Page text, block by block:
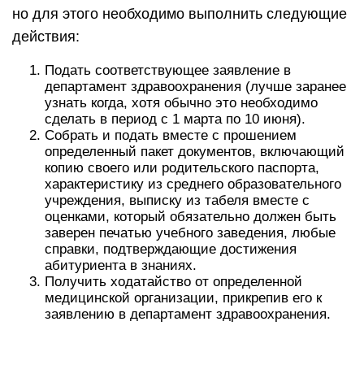
но для этого необходимо выполнить следующие
действия:
Подать соответствующее заявление в
департамент здравоохранения (лучше заранее
узнать когда, хотя обычно это необходимо
сделать в период с 1 марта по 10 июня).
Собрать и подать вместе с прошением
определенный пакет документов, включающий
копию своего или родительского паспорта,
характеристику из среднего образовательного
учреждения, выписку из табеля вместе с
оценками, который обязательно должен быть
заверен печатью учебного заведения, любые
справки, подтверждающие достижения
абитуриента в знаниях.
Получить ходатайство от определенной
медицинской организации, прикрепив его к
заявлению в департамент здравоохранения.